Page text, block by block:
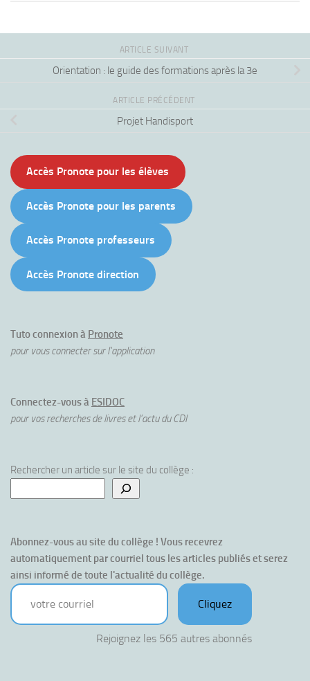
ARTICLE SUIVANT
Orientation : le guide des formations après la 3e
ARTICLE PRÉCÉDENT
Projet Handisport
Accès Pronote pour les élèves
Accès Pronote pour les parents
Accès Pronote professeurs
Accès Pronote direction
Tuto connexion à Pronote
pour vous connecter sur l'application
Connectez-vous à ESIDOC
pour vos recherches de livres et l'actu du CDI
Rechercher un article sur le site du collège :
Abonnez-vous au site du collège ! Vous recevrez
automatiquement par courriel tous les articles publiés et serez
ainsi informé de toute l'actualité du collège.
votre courriel
Cliquez
Rejoignez les 565 autres abonnés